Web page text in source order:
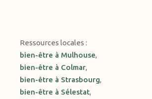
Ressources locales :
bien-être à Mulhouse,
bien-être à Colmar,
bien-être à Strasbourg,
bien-être à Sélestat,